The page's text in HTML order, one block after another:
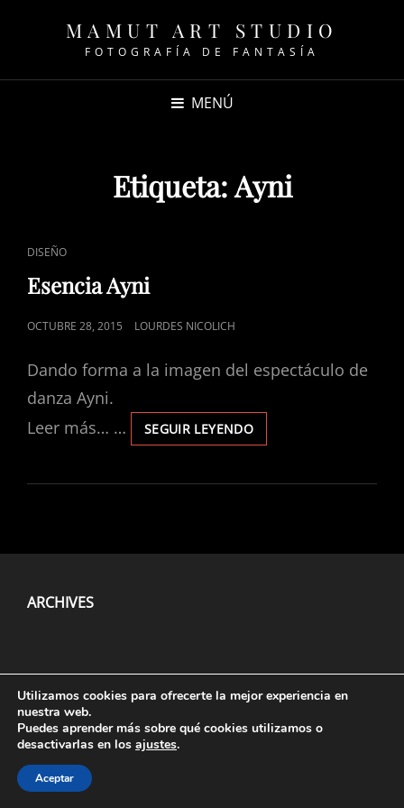
MAMUT ART STUDIO
FOTOGRAFÍA DE FANTASÍA
MENÚ
Etiqueta:Ayni
ENLACES
DE
CATEGORÍAS
DISEÑO
Esencia Ayni
PUBLICADO
OCTUBRE 28, 2015 LOURDES NICOLICH
Dando forma a la imagen del espectáculo de
danza Ayni.
Leer más… …
SEGUIR LEYENDOESENCIA
AYNI
ARCHIVES
Utilizamos cookies para ofrecerte la mejor experiencia en
nuestra web.
Puedes aprender más sobre qué cookies utilizamos o
desactivarlas en los ajustes.
Aceptar